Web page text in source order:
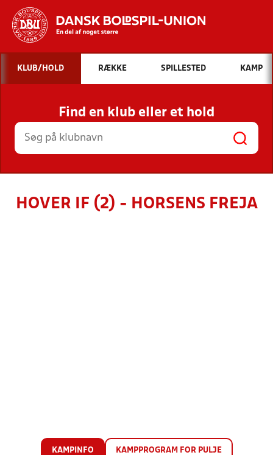
Hvad vil du søge efter?
INDHOLD OG NYHEDER
STILLINGER, RESULTATER, KLUBBER OG
HOLD
KLUB/HOLD RÆKKE SPILLESTED KAMP
Find en klub eller et hold
HOVER IF (2) - HORSENS FREJA
KAMPINFO KAMPPROGRAM FOR PULJE